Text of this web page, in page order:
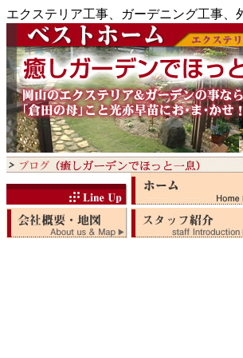
エクステリア工事、ガーデニング工事